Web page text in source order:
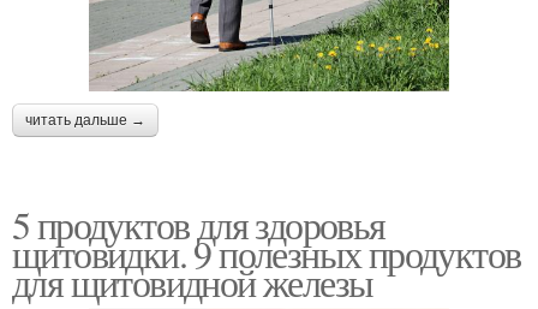
читать дальше →
5 продуктов для здоровья
щитовидки. 9 полезных продуктов
для щитовидной железы